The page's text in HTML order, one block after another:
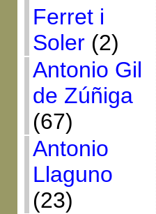
Ferret i
Soler(2)
Antonio Gil
de Zúñiga
(67)
Antonio
Llaguno
(23)